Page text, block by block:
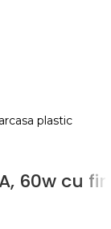
60w cu fir